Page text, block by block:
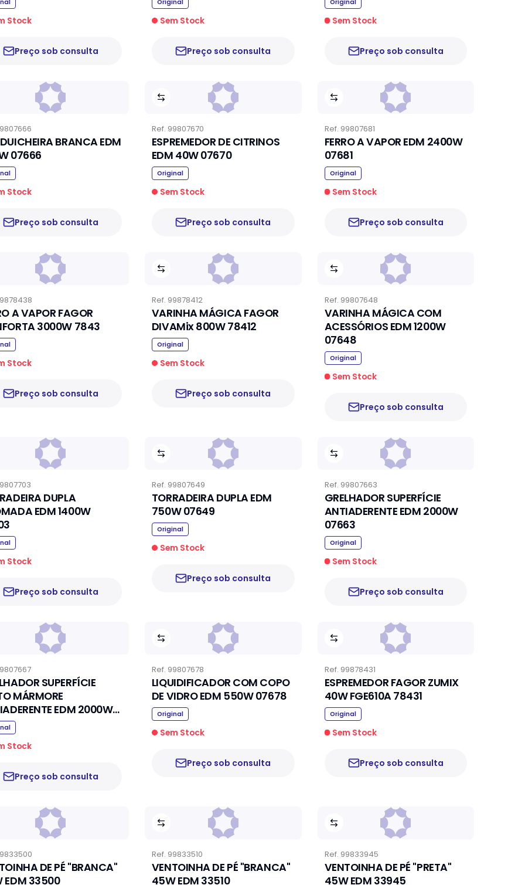
Stock
Preço sob consulta
Original
Sem Stock
Preço sob consulta
Original
Sem Stock
Preço sob consulta
BRANCA EDM
07666
Stock
Preço sob consulta
Ref. 99807670
ESPREMEDOR DE CITRINOS
EDM 40W 07670
Original
Sem Stock
Preço sob consulta
Ref. 99807681
FERRO A VAPOR EDM 2400W
07681
Original
Sem Stock
Preço sob consulta
A VAPOR FAGOR
3000W 7843
Stock
Preço sob consulta
Ref. 99878412
VARINHA MÁGICA FAGOR
DIVAMix 800W 78412
Original
Sem Stock
Preço sob consulta
Ref. 99807648
VARINHA MÁGICA COM
ACESSÓRIOS EDM 1200W
07648
Original
Sem Stock
Preço sob consulta
DUPLA
EDM 1400W
Stock
Preço sob consulta
Ref. 99807649
TORRADEIRA DUPLA EDM
750W 07649
Original
Sem Stock
Preço sob consulta
Ref. 99807663
GRELHADOR SUPERFÍCIE
ANTIADERENTE EDM 2000W
07663
Original
Sem Stock
Preço sob consulta
SUPERFÍCIE
MÁRMORE
EDM 2000W
Stock
Preço sob consulta
Ref. 99807678
LIQUIDIFICADOR COM COPO
DE VIDRO EDM 550W 07678
Original
Sem Stock
Preço sob consulta
Ref. 99878431
ESPREMEDOR FAGOR ZUMIX
40W FGE610A 78431
Original
Sem Stock
Preço sob consulta
DE PÉ "BRANCA"
EDM 33500
Ref. 99833510
VENTOINHA DE PÉ "BRANCA"
45W EDM 33510
Ref. 99833945
VENTOINHA DE PÉ "PRETA"
45W EDM 33945